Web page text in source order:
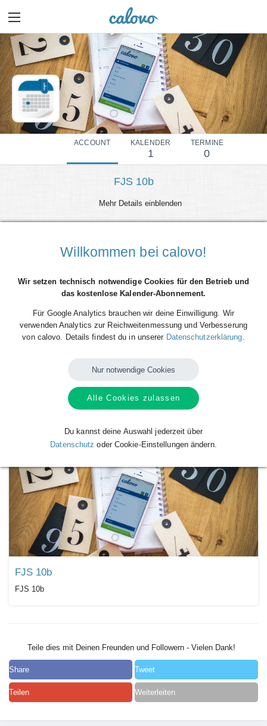
ACCOUNT KALENDER
1
TERMINE
0
FJS 10b
Mehr Details einblenden
VerfügbareKalendervonFJS 10b
FJS 10b
FJS 10b
Teile dies mit Deinen Freunden und Followern - Vielen Dank!
Share Tweet
Teilen Weiterleiten
Willkommen bei calovo!
Wir setzen technisch notwendige Cookies für den Betrieb und
das kostenlose Kalender-Abonnement.
Für Google Analytics brauchen wir deine Einwilligung. Wir
verwenden Analytics zur Reichweitenmessung und Verbesserung
von calovo. Details findest du in unserer Datenschutzerklärung
Nur notwendige Cookies
Alle Cookies zulassen
Du kannst deine Auswahl jederzeit über
Datenschutz oder Cookie-Einstellungen ändern.